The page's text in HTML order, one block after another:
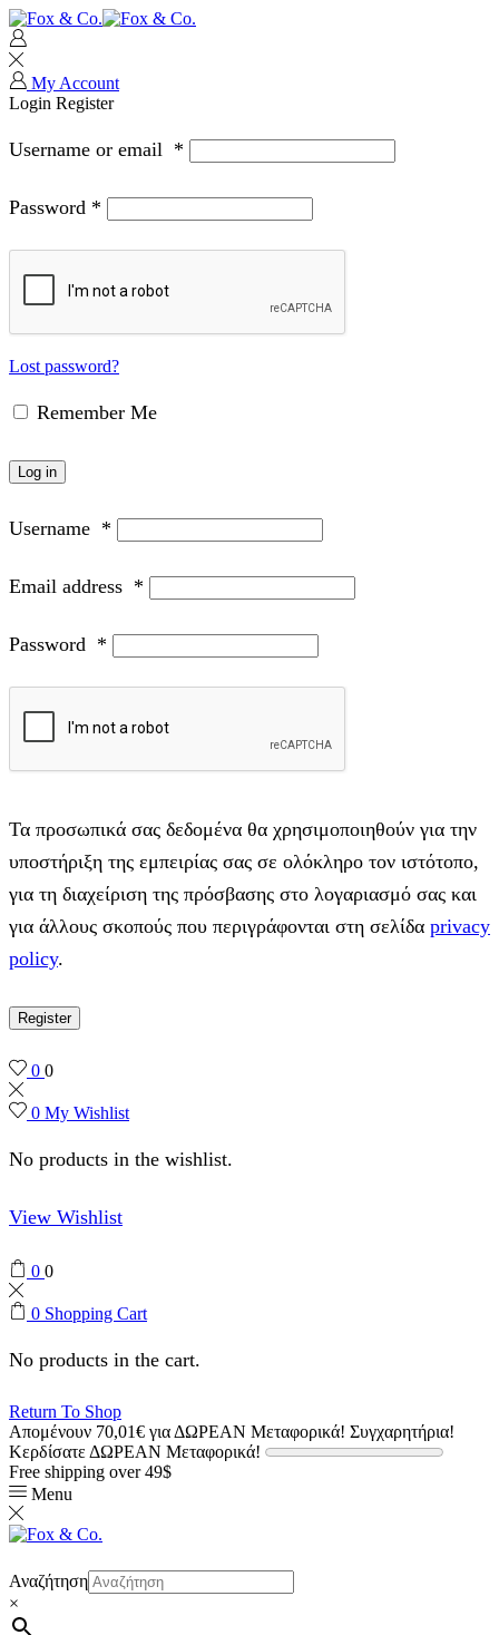
My Account
Login Register
Username or email *
Password *
Lost password?
Remember Me
Log in
Username *
Email address *
Password *
Τα προσωπικά σας δεδομένα θα χρησιμοποιηθούν για την
υποστήριξη της εμπειρίας σας σε ολόκληρο τον ιστότοπο,
για τη διαχείριση της πρόσβασης στο λογαριασμό σας και
για άλλους σκοπούς που περιγράφονται στη σελίδα privacy
policy.
Register
0 0
0 My Wishlist
No products in the wishlist.
View Wishlist
0 0
0 Shopping Cart
No products in the cart.
Return To Shop
Απομένουν 70,01€ για ΔΩΡΕΑΝ Μεταφορικά! Συγχαρητήρια!
Κερδίσατε ΔΩΡΕΑΝ Μεταφορικά!
Free shipping over 49$
Menu
Αναζήτηση
×